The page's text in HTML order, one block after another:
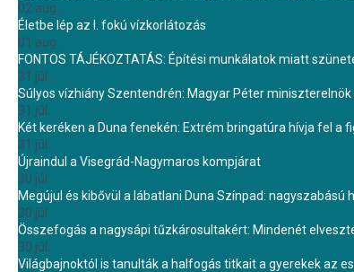
02 aug.
Életbe lép az I. fokú vízkorlátozás
01 aug.
FONTOS TÁJÉKOZTATÁS: Építési munkálatok miatt
31 júl.
Súlyos vízhiány Szentendrén: Magyar Péter
31 júl.
Két keréken a Duna fenekén: Extrém bringatúra hívja fel a
31 júl.
Újraindul a Visegrád-Nagymaros kompjárat
30 júl.
Megújul és kibővül a lábatlani Duna Színpad:
30 júl.
Összefogás a nagysápi tűzkárosultakért: Mindenét
30 júl.
Világbajnoktól is tanulták a halfogás titkait a gyerekek az